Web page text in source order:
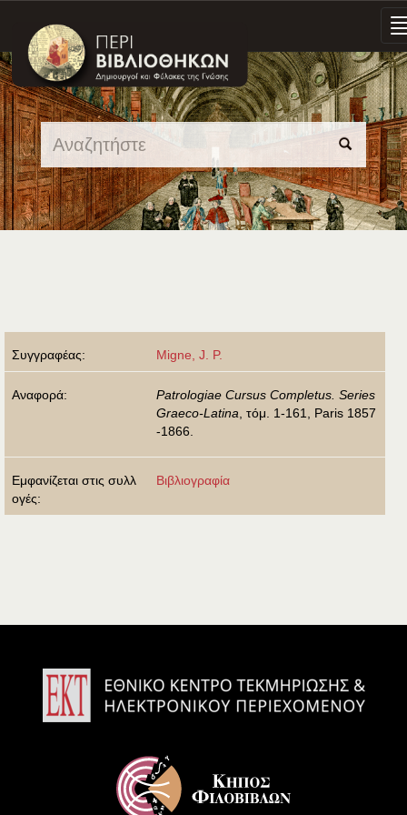
Skip
navigation
Συγγραφέας: Migne, J. P.
Αναφορά:
Patrologiae Cursus Completus. Series
Graeco-Latina , τόμ. 1-161, Paris 1857
-1866.
Εμφανίζεται στις συλλ
ογές:
Βιβλιογραφία